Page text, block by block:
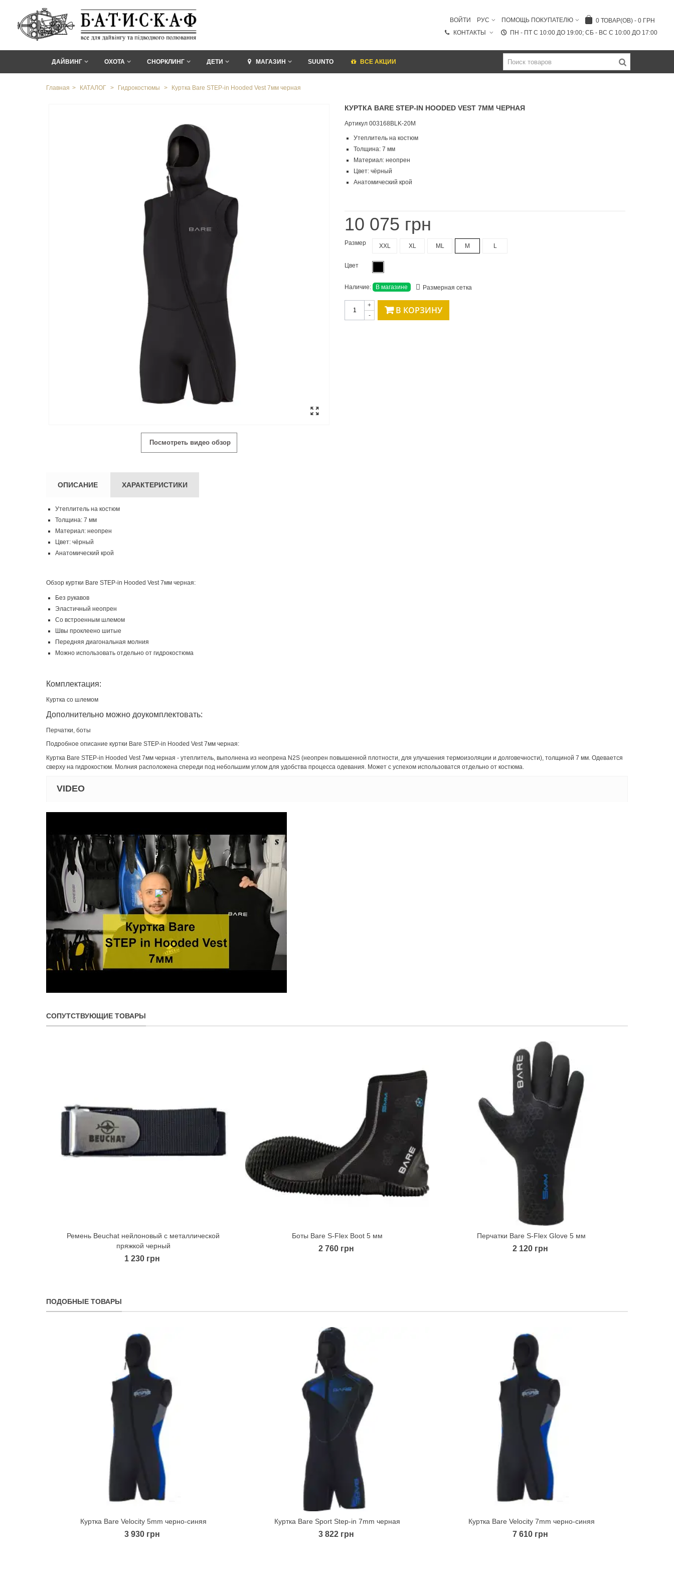
0 ТОВАР(ОВ) - 0 ГРН
ПОМОЩЬ ПОКУПАТЕЛЮ
РУС
ВОЙТИ
ПН - ПТ C 10:00 ДО 19:00; СБ - ВС С 10:00 ДО 17:00
КОНТАКТЫ
ДАЙВИНГ ОХОТА СНОРКЛИНГ ДЕТИ МАГАЗИН SUUNTO ВСЕ АКЦИИ
Главная > КАТАЛОГ > Гидрокостюмы > Куртка Bare STEP-in Hooded Vest 7мм черная
Посмотреть видео обзор
КУРТКА BARE STEP-IN HOODED VEST 7ММ ЧЕРНАЯ
Артикул 003168BLK-20M
Утеплитель на костюм
Толщина: 7 мм
Материал: неопрен
Цвет: чёрный
Анатомический крой
10 075 грн
Размер XXL XL ML M L
Цвет
Наличие: В магазине Размерная сетка
-
+ В КОРЗИНУ
ОПИСАНИЕ ХАРАКТЕРИСТИКИ
Утеплитель на костюм
Толщина: 7 мм
Материал: неопрен
Цвет: чёрный
Анатомический крой
Обзор куртки Bare STEP-in Hooded Vest 7мм черная:
Без рукавов
Эластичный неопрен
Со встроенным шлемом
Швы проклеено шитые
Передняя диагональная молния
Можно использовать отдельно от гидрокостюма
Комплектация:
Куртка со шлемом
Дополнительно можно доукомплектовать:
Перчатки, боты
Подробное описание куртки Bare STEP-in Hooded Vest 7мм черная:
Куртка Bare STEP-in Hooded Vest 7мм черная - утеплитель, выполнена из неопрена N2S (неопрен повышенной плотности, для улучшения термоизоляции и долговечности), толщиной 7 мм. Одевается
сверху на гидрокостюм. Молния расположена спереди под небольшим углом для удобства процесса одевания. Может с успехом использоватся отдельно от костюма.
VIDEO
СОПУТСТВУЮЩИЕ ТОВАРЫ
Quick view
Ремень Beuchat нейлоновый c металлической
пряжкой черный
1 230 грн
Quick view
Боты Bare S-Flex Boot 5 мм
2 760 грн
Quick view
Перчатки Bare S-Flex Glove 5 мм
2 120 грн
ПОДОБНЫЕ ТОВАРЫ
Quick view
Куртка Bare Velocity 5mm черно-синяя
3 930 грн
Quick view
Куртка Bare Sport Step-in 7mm черная
3 822 грн
Quick view
Куртка Bare Velocity 7mm черно-синяя
7 610 грн